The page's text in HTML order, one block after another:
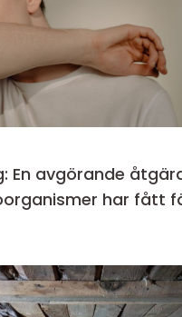
En avgörande
har fått